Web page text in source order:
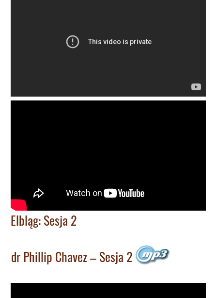
Elbląg: Sesja 2
dr Phillip Chavez – Sesja 2